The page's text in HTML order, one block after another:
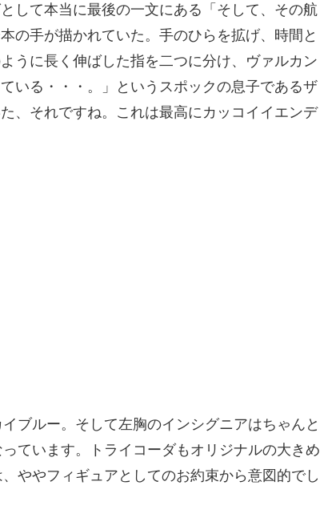
して本当に最後の一文にある「そして、その航
の手が描かれていた。手のひらを拡げ、時間と
うに長く伸ばした指を二つに分け、ヴァルカン
いる・・・。」というスポックの息子であるザ
、それですね。これは最高にカッコイイエンデ
ブルー。そして左胸のインシグニアはちゃんと
ています。トライコーダもオリジナルの大きめ
ややフィギュアとしてのお約束から意図的でし